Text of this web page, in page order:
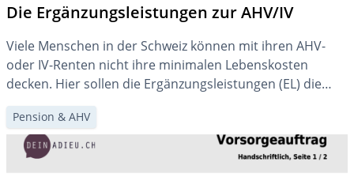
Die Ergänzungsleistungen zur AHV/IV
Viele Menschen in der Schweiz können mit ihren AHV-
oder IV-Renten nicht ihre minimalen Lebenskosten
decken. Hier sollen die Ergänzungsleistungen (EL) die
finanziellen Lücken füllen. Dies wirft Fragen auf: Welche
Arten von Ergänzungsleistungen gibt es? Und wer darf
sie beziehen?
Pension & AHV